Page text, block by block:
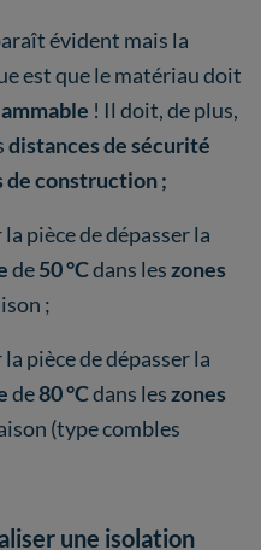
évident mais la
est que le matériau doit
! Il doit, de plus,
distances de sécurité
de construction ;
pièce de dépasser la
de50 °Cdans les zones
;
pièce de dépasser la
de80 °Cdans les zones
(type combles
une isolation